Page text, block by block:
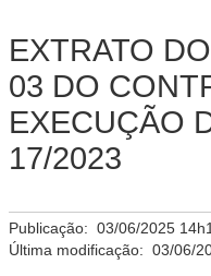
EXTRATO
03 DO
EXECUÇÃO
17/2023
Publicação: 03/06/2025
Última modificação: 03/06/